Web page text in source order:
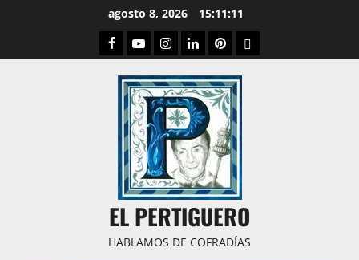
agosto 8, 2026 15:11:13
Facebook
YoutubeInstagram
LinkedPinterestDribbble
EL PERTIGUERO
HABLAMOS DE COFRADÍAS